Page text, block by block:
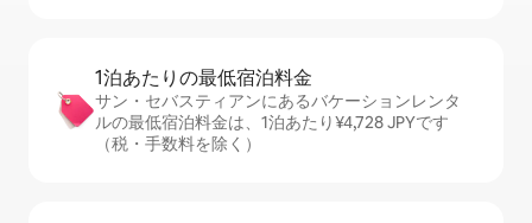
1泊あたりの最⁠低⁠宿⁠泊⁠料⁠金
サン・セバスティアンにあるバケーションレンタ
ルの最低宿泊料金は、1泊あたり¥4,728 JPYです
（税・手数料を除く）